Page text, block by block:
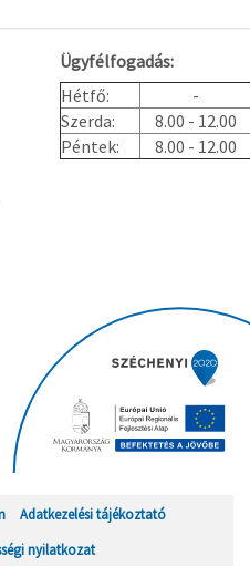
Ügyfélfogadás:
Hétfő:
-
Szerda:
8.00 - 12.00
Péntek:
8.00 - 12.00
Adatkezelési tájékoztató
nyilatkozat